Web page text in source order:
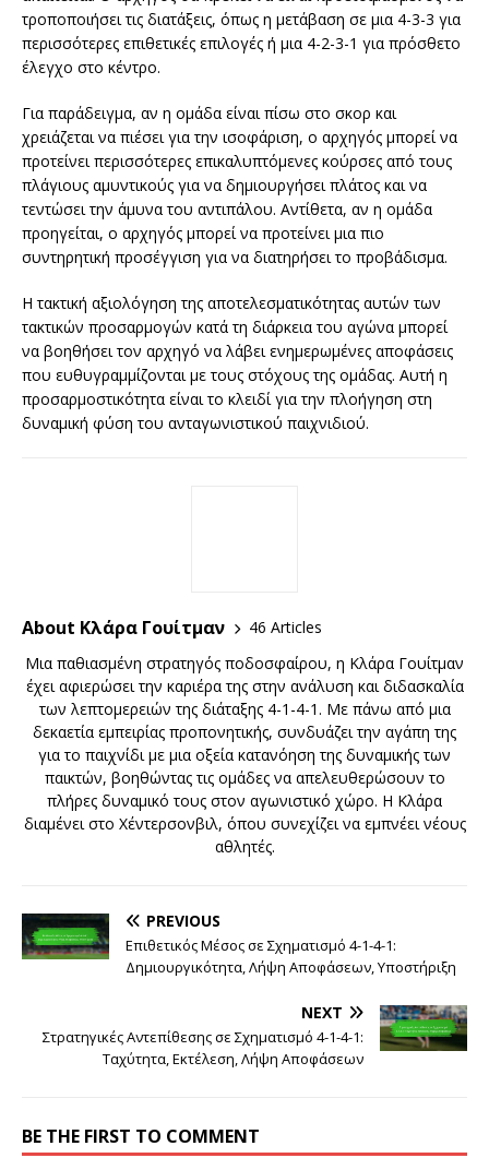
τροποποιήσει τις διατάξεις, όπως η μετάβαση σε μια 4-3-3 για
περισσότερες επιθετικές επιλογές ή μια 4-2-3-1 για πρόσθετο
έλεγχο στο κέντρο.
Για παράδειγμα, αν η ομάδα είναι πίσω στο σκορ και
χρειάζεται να πιέσει για την ισοφάριση, ο αρχηγός μπορεί να
προτείνει περισσότερες επικαλυπτόμενες κούρσες από τους
πλάγιους αμυντικούς για να δημιουργήσει πλάτος και να
τεντώσει την άμυνα του αντιπάλου. Αντίθετα, αν η ομάδα
προηγείται, ο αρχηγός μπορεί να προτείνει μια πιο
συντηρητική προσέγγιση για να διατηρήσει το προβάδισμα.
Η τακτική αξιολόγηση της αποτελεσματικότητας αυτών των
τακτικών προσαρμογών κατά τη διάρκεια του αγώνα μπορεί
να βοηθήσει τον αρχηγό να λάβει ενημερωμένες αποφάσεις
που ευθυγραμμίζονται με τους στόχους της ομάδας. Αυτή η
προσαρμοστικότητα είναι το κλειδί για την πλοήγηση στη
δυναμική φύση του ανταγωνιστικού παιχνιδιού.
About Κλάρα Γουίτμαν
46 Articles
Μια παθιασμένη στρατηγός ποδοσφαίρου, η Κλάρα Γουίτμαν
έχει αφιερώσει την καριέρα της στην ανάλυση και διδασκαλία
των λεπτομερειών της διάταξης 4-1-4-1. Με πάνω από μια
δεκαετία εμπειρίας προπονητικής, συνδυάζει την αγάπη της
για το παιχνίδι με μια οξεία κατανόηση της δυναμικής των
παικτών, βοηθώντας τις ομάδες να απελευθερώσουν το
πλήρες δυναμικό τους στον αγωνιστικό χώρο. Η Κλάρα
διαμένει στο Χέντερσονβιλ, όπου συνεχίζει να εμπνέει νέους
αθλητές.
PREVIOUS
Επιθετικός Μέσος σε Σχηματισμό 4-1-4-1:
Δημιουργικότητα, Λήψη Αποφάσεων, Υποστήριξη
NEXT
Στρατηγικές Αντεπίθεσης σε Σχηματισμό 4-1-4-1:
Ταχύτητα, Εκτέλεση, Λήψη Αποφάσεων
BE THE FIRST TO COMMENT